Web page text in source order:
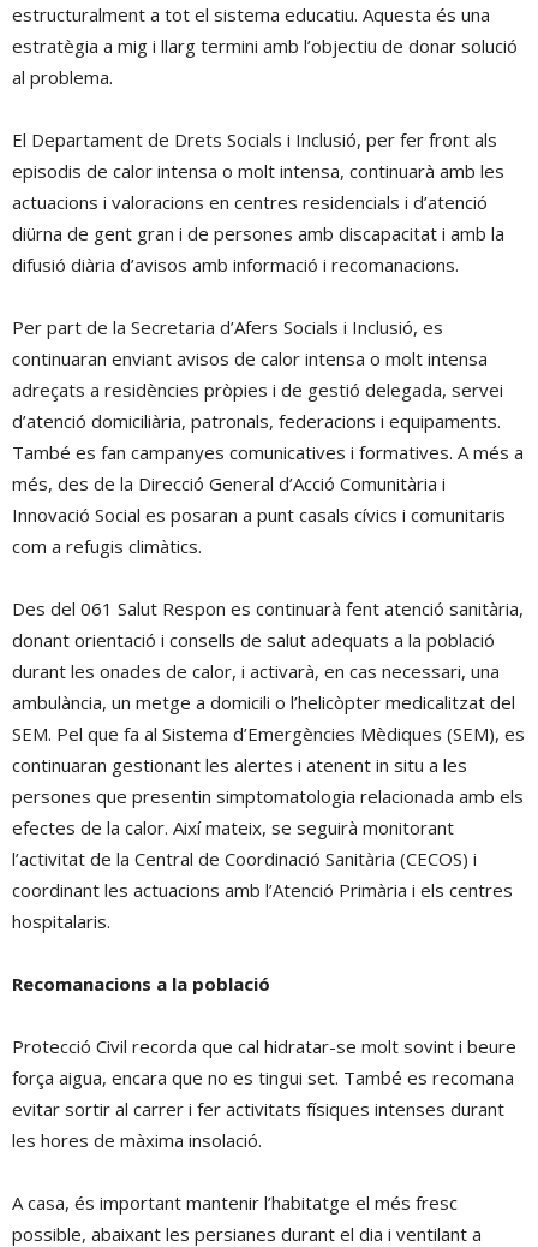
estructuralment a tot el sistema educatiu. Aquesta és una
estratègia a mig i llarg termini amb l’objectiu de donar solució
al problema.
El Departament de Drets Socials i Inclusió, per fer front als
episodis de calor intensa o molt intensa, continuarà amb les
actuacions i valoracions en centres residencials i d’atenció
diürna de gent gran i de persones amb discapacitat i amb la
difusió diària d’avisos amb informació i recomanacions.
Per part de la Secretaria d’Afers Socials i Inclusió, es
continuaran enviant avisos de calor intensa o molt intensa
adreçats a residències pròpies i de gestió delegada, servei
d’atenció domiciliària, patronals, federacions i equipaments.
També es fan campanyes comunicatives i formatives. A més a
més, des de la Direcció General d’Acció Comunitària i
Innovació Social es posaran a punt casals cívics i comunitaris
com a refugis climàtics.
Des del 061 Salut Respon es continuarà fent atenció sanitària,
donant orientació i consells de salut adequats a la població
durant les onades de calor, i activarà, en cas necessari, una
ambulància, un metge a domicili o l’helicòpter medicalitzat del
SEM. Pel que fa al Sistema d’Emergències Mèdiques (SEM), es
continuaran gestionant les alertes i atenent in situ a les
persones que presentin simptomatologia relacionada amb els
efectes de la calor. Així mateix, se seguirà monitorant
l’activitat de la Central de Coordinació Sanitària (CECOS) i
coordinant les actuacions amb l’Atenció Primària i els centres
hospitalaris.
Recomanacions a la població
Protecció Civil recorda que cal hidratar-se molt sovint i beure
força aigua, encara que no es tingui set. També es recomana
evitar sortir al carrer i fer activitats físiques intenses durant
les hores de màxima insolació.
A casa, és important mantenir l’habitatge el més fresc
possible, abaixant les persianes durant el dia i ventilant a